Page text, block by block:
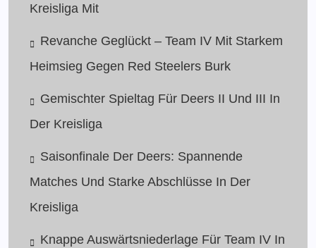
Kreisliga Mit
Revanche Geglückt – Team IV Mit Starkem
Heimsieg Gegen Red Steelers Burk
Gemischter Spieltag Für Deers II Und III In
Der Kreisliga
Saisonfinale Der Deers: Spannende
Matches Und Starke Abschlüsse In Der
Kreisliga
Knappe Auswärtsniederlage Für Team IV In